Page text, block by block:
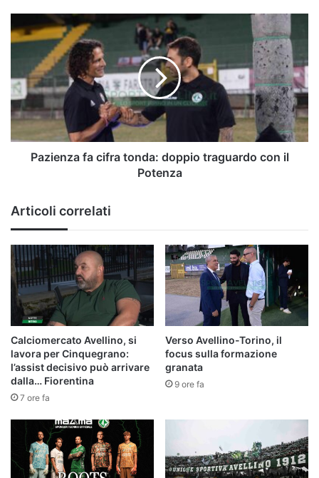
Prevendita
ancora
fa
tonda:
doppio
traguardo
con
il
Potenza
Pazienza fa cifra tonda: doppio traguardo con il
Potenza
Articoli correlati
Calciomercato Avellino, si
lavora per Cinquegrano:
l’assist decisivo può arrivare
dalla… Fiorentina
7 ore fa
Verso Avellino-Torino, il
focus sulla formazione
granata
9 ore fa